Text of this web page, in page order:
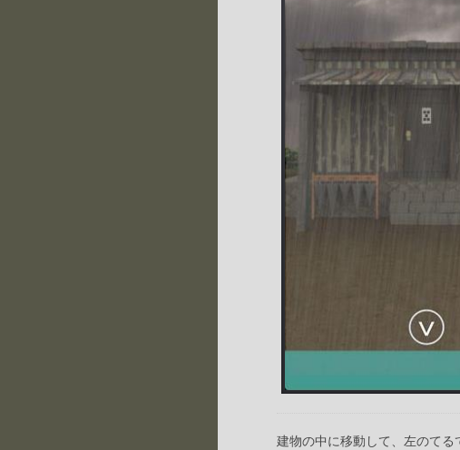
建物の中に移動して、左のてる